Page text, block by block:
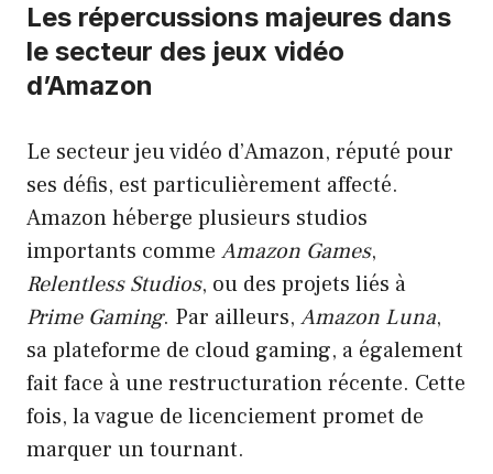
Les répercussions majeures dans
le secteur des jeux vidéo
d’Amazon
Le secteur jeu vidéo d’Amazon, réputé pour
ses défis, est particulièrement affecté.
Amazon héberge plusieurs studios
importants comme Amazon Games,
Relentless Studios, ou des projets liés à
Prime Gaming. Par ailleurs, Amazon Luna,
sa plateforme de cloud gaming, a également
fait face à une restructuration récente. Cette
fois, la vague de licenciement promet de
marquer un tournant.